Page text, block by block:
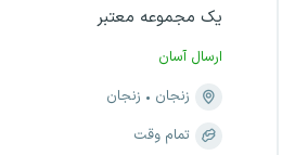
یک مجموعه معتبر
ارسال آسان
زنجان
زنجان
تمام وقت